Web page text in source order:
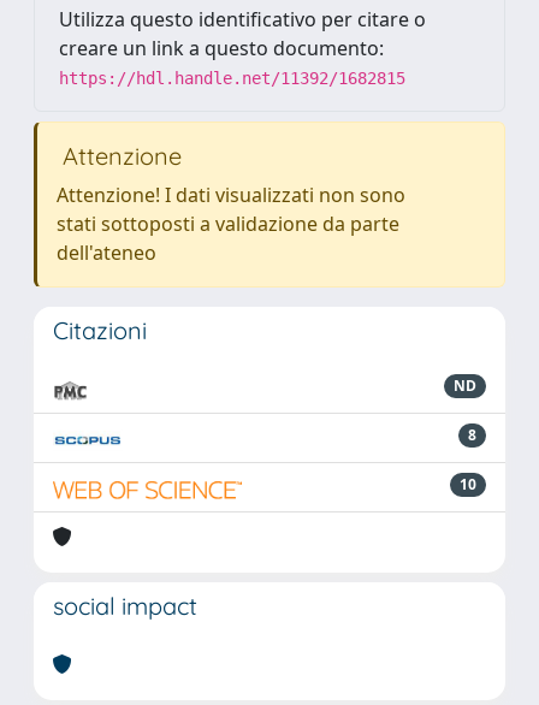
Utilizza questo identificativo per citare o
creare un link a questo documento:
https://hdl.handle.net/11392/1682815
Attenzione
Attenzione! I dati visualizzati non sono
stati sottoposti a validazione da parte
dell'ateneo
Citazioni
ND
8
10
social impact